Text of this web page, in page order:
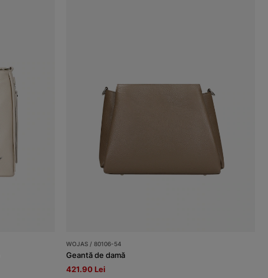
WOJAS / 80106-54
Geantă de damă
421.90 Lei